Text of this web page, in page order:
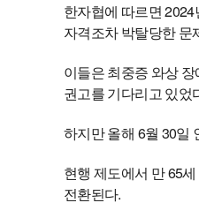
한자협에 따르면
자격조차 박탈당한 문
이들은 최중증 와상
권고를 기다리고 있었
하지만 올해 6월 30일
현행 제도에서 만 65
전환된다.